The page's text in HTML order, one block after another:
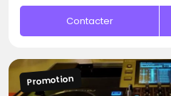
Contacter
Promotion